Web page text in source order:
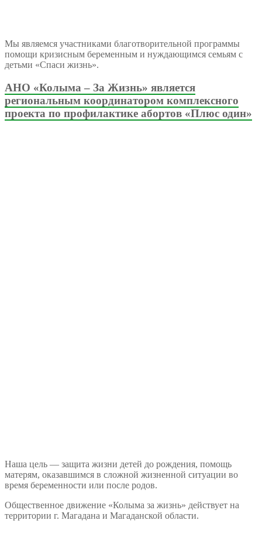
Мы являемся участниками благотворительной программы
помощи кризисным беременным и нуждающимся семьям с
детьми «Спаси жизнь».
АНО «Колыма – За Жизнь» является
региональным координатором комплексного
проекта по профилактике абортов «Плюс один»
Наша цель — защита жизни детей до рождения, помощь
матерям, оказавшимся в сложной жизненной ситуации во
время беременности или после родов.
Общественное движение «Колыма за жизнь» действует на
территории г. Магадана и Магаданской области.